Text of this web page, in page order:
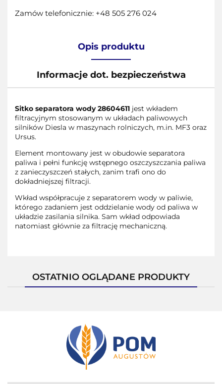
Zamów telefonicznie: +48 505 276 024
Opis produktu
Informacje dot. bezpieczeństwa
Sitko separatora wody 28604611 jest wkładem
filtracyjnym stosowanym w układach paliwowych
silników Diesla w maszynach rolniczych, m.in. MF3 oraz
Ursus.
Element montowany jest w obudowie separatora
paliwa i pełni funkcję wstępnego oszczyszczania paliwa
z zanieczyszczeń stałych, zanim trafi ono do
dokładniejszej filtracji.
Wkład współpracuje z separatorem wody w paliwie,
którego zadaniem jest oddzielanie wody od paliwa w
układzie zasilania silnika. Sam wkład odpowiada
natomiast głównie za filtrację mechaniczną.
OSTATNIO OGLĄDANE PRODUKTY